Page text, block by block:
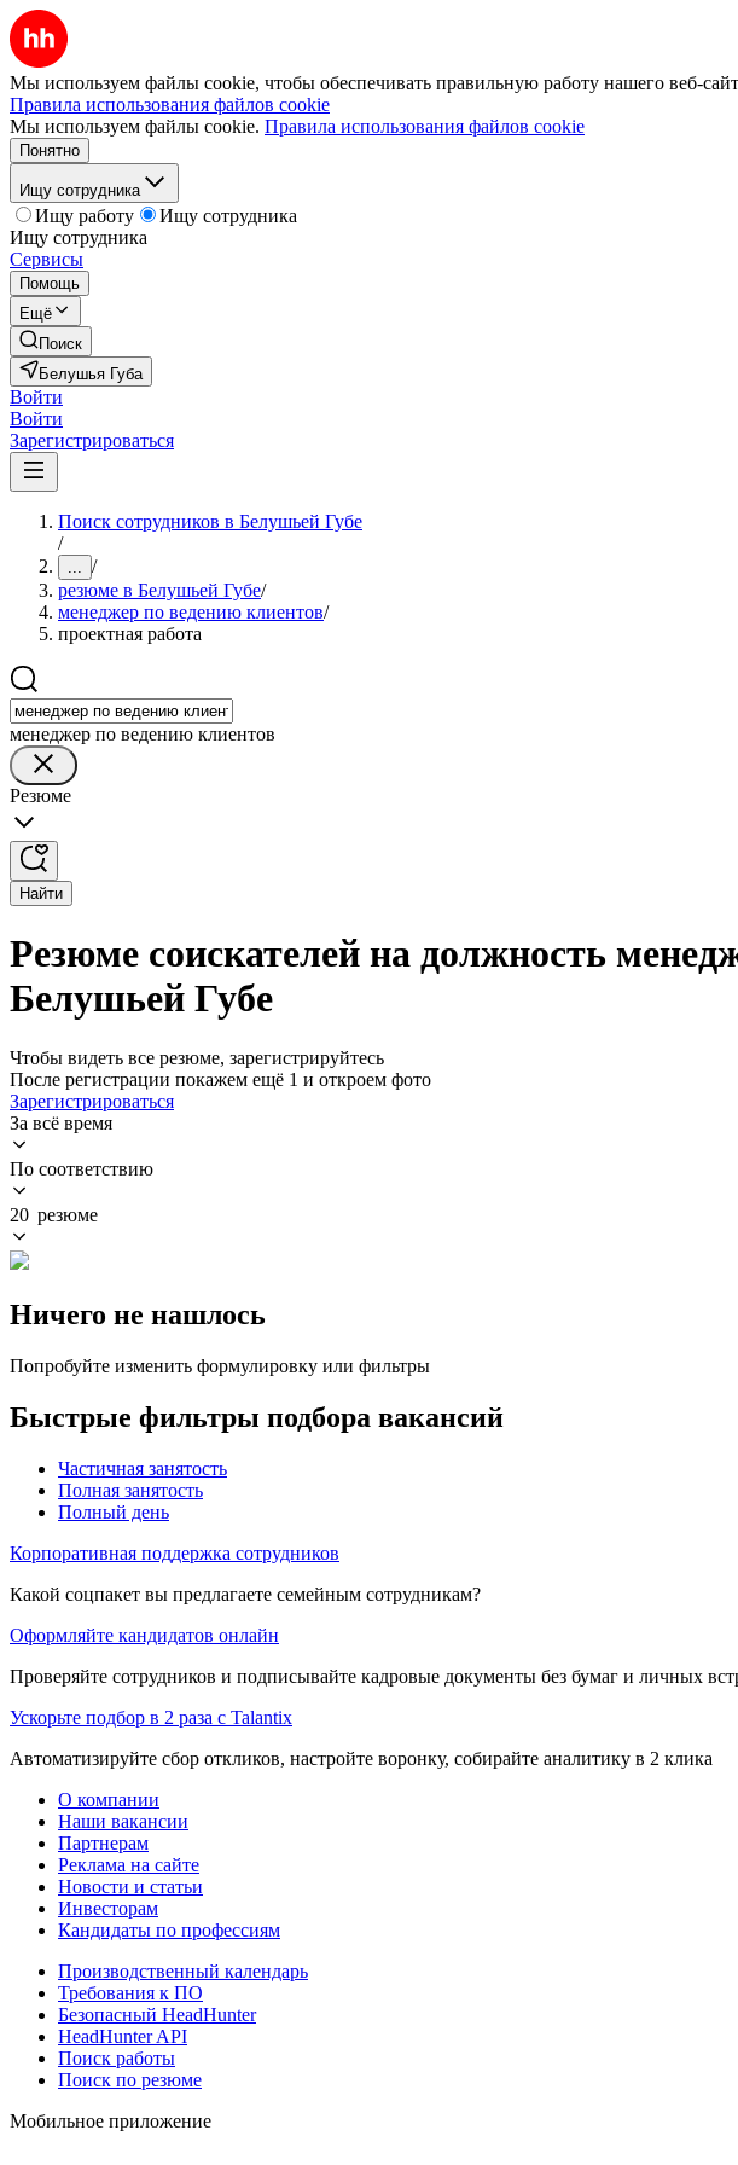
Мы используем файлы cookie, чтобы обеспечивать правильную работу нашего веб-
Правила использования файлов cookie
Мы используем файлы cookie. Правила использования файлов cookie
Понятно
Ищу сотрудника
Ищу работу
Ищу сотрудника
Ищу сотрудника
Сервисы
Помощь
Ещё
Поиск
Белушья Губа
Войти
Войти
Зарегистрироваться
Поиск сотрудников в Белушьей Губе
/
... /
резюме в Белушьей Губе/
менеджер по ведению клиентов/
проектная работа
менеджер по ведению клиентов
Резюме
Найти
Резюме соискателей на должность
Белушьей Губе
Чтобы видеть все резюме, зарегистрируйтесь
После регистрации покажем ещё 1 и откроем фото
Зарегистрироваться
За всё время
По соответствию
20 резюме
Ничего не нашлось
Попробуйте изменить формулировку или фильтры
Быстрые фильтры подбора вакансий
Частичная занятость
Полная занятость
Полный день
Корпоративная поддержка сотрудников
Какой соцпакет вы предлагаете семейным сотрудникам?
Оформляйте кандидатов онлайн
Проверяйте сотрудников и подписывайте кадровые документы без бумаг и личных
Ускорьте подбор в 2 раза с Talantix
Автоматизируйте сбор откликов, настройте воронку, собирайте аналитику в 2 клика
О компании
Наши вакансии
Партнерам
Реклама на сайте
Новости и статьи
Инвесторам
Кандидаты по профессиям
Производственный календарь
Требования к ПО
Безопасный HeadHunter
HeadHunter API
Поиск работы
Поиск по резюме
Мобильное приложение